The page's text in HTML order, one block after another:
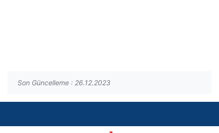
Son Güncelleme : 26.12.2023